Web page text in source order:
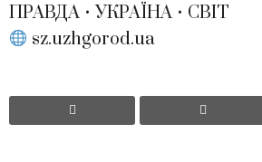
ПРАВДА • УКРАЇНА • СВІТ
sz.uzhgorod.ua